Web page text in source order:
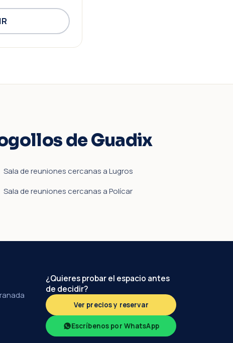
de Guadix
Sala de reuniones cercanas a Lugros
Sala de reuniones cercanas a Polícar
¿Quieres probar el espacio antes
de decidir?
Ver precios y reservar
Escríbenos por WhatsApp